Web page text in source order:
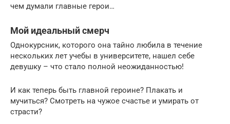
чем думали главные герои…
Мой идеальный смерч
Однокурсник, которого она тайно любила в течение
нескольких лет учебы в университете, нашел себе
девушку – что стало полной неожиданностью!
И как теперь быть главной героине? Плакать и
мучиться? Смотреть на чужое счастье и умирать от
страсти?